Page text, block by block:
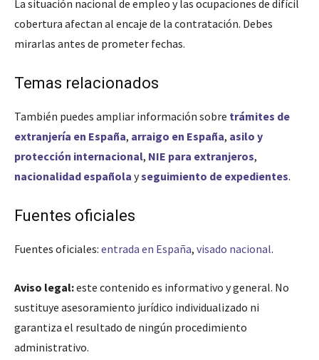
La situación nacional de empleo y las ocupaciones de difícil
cobertura afectan al encaje de la contratación. Debes
mirarlas antes de prometer fechas.
Temas relacionados
También puedes ampliar información sobre trámites de
extranjería en España, arraigo en España, asilo y
protección internacional, NIE para extranjeros,
nacionalidad española yseguimiento de expedientes.
Fuentes oficiales
Fuentes oficiales: entrada en España, visado nacional.
Aviso legal:este contenido es informativo y general. No
sustituye asesoramiento jurídico individualizado ni
garantiza el resultado de ningún procedimiento
administrativo.